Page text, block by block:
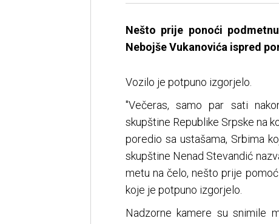
Nešto prije ponoći
Nebojše Vukanovića ispred
Vozilo je potpuno izgorjelo.
"Večeras, samo par sati
skupštine Republike Srpske na
poredio sa ustašama, Srbima
skupštine Nenad Stevandić
metu na čelo, nešto prije
koje je potpuno izgorjelo.
Nadzorne kamere su snimile